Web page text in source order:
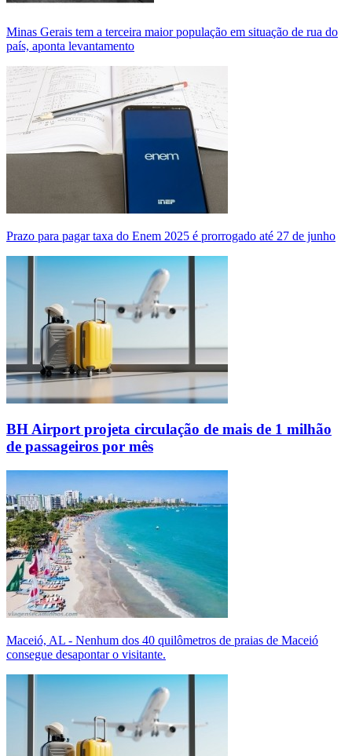
Minas Gerais tem a terceira maior população em situação de rua do
país, aponta levantamento
Prazo para pagar taxa do Enem 2025 é prorrogado até 27 de junho
BH Airport projeta circulação de mais de 1 milhão
de passageiros por mês
Maceió, AL - Nenhum dos 40 quilômetros de praias de Maceió
consegue desapontar o visitante.